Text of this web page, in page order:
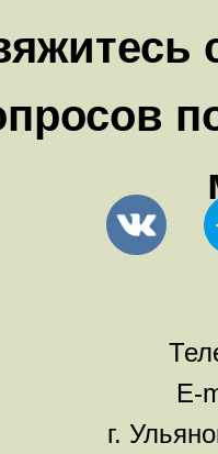
E-
г.